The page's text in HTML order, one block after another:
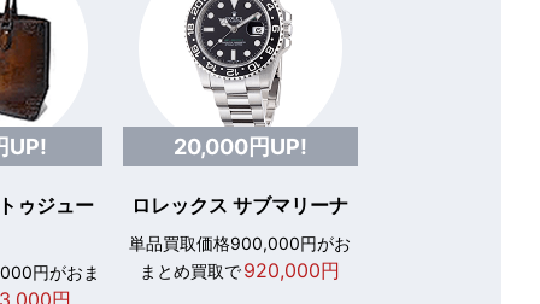
UP!
ゥジュー
円がおま
20,000円UP!
ロレックス サブマリーナ
単品買取価格900,000円がお
まとめ買取で920,000円